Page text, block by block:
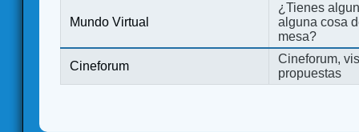
Mundo Virtual
¿Tienes
alguna cosa
mesa?
Cineforum
Cineforum,
propuestas